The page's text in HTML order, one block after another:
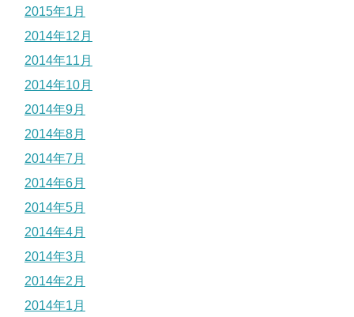
2015年1月
2014年12月
2014年11月
2014年10月
2014年9月
2014年8月
2014年7月
2014年6月
2014年5月
2014年4月
2014年3月
2014年2月
2014年1月